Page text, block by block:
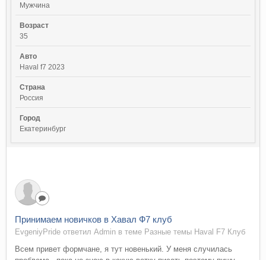
Мужчина
Возраст
35
Авто
Haval f7 2023
Страна
Россия
Город
Екатеринбург
Принимаем новичков в Хавал Ф7 клуб
EvgeniyPride ответил Admin в теме Разные темы Haval F7 Клуб
Всем привет формчане, я тут новенький. У меня случилась